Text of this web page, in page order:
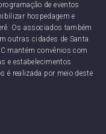
de eventos
hospedagem e
Os associados também
outras cidades de Santa
mantém convênios com
e estabelecimentos
é realizada por meio deste